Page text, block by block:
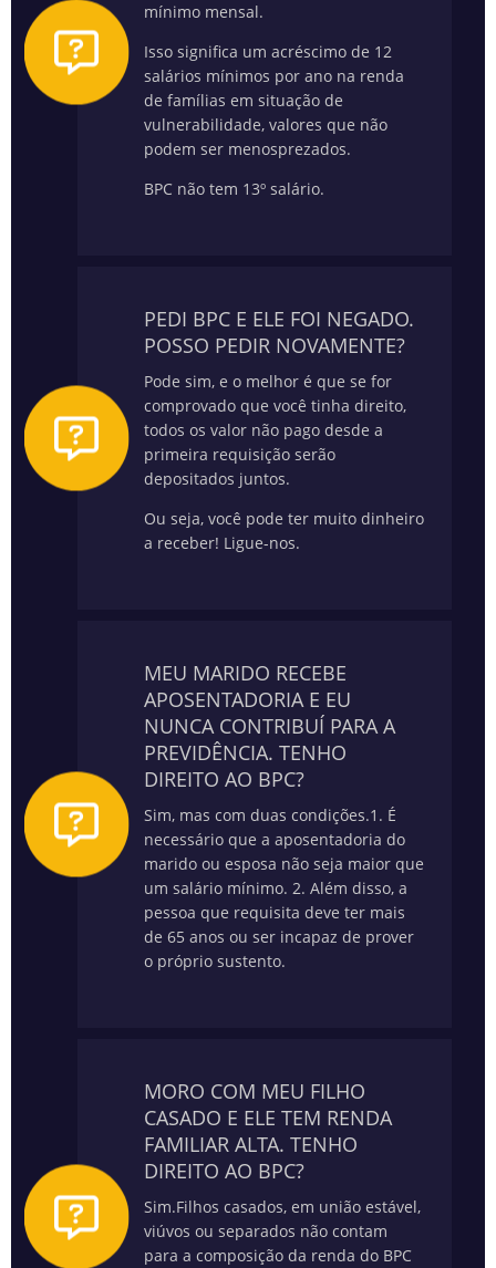
mínimo mensal.
Isso significa um acréscimo de 12
salários mínimos por ano na renda
de famílias em situação de
vulnerabilidade, valores que não
podem ser menosprezados.
BPC não tem 13º salário.
PEDI BPC E ELE FOI NEGADO.
POSSO PEDIR NOVAMENTE?
Pode sim, e o melhor é que se for
comprovado que você tinha direito,
todos os valor não pago desde a
primeira requisição serão
depositados juntos.
Ou seja, você pode ter muito dinheiro
a receber! Ligue-nos.
MEU MARIDO RECEBE
APOSENTADORIA E EU
NUNCA CONTRIBUÍ PARA A
PREVIDÊNCIA. TENHO
DIREITO AO BPC?
Sim, mas com duas condições.1. É
necessário que a aposentadoria do
marido ou esposa não seja maior que
um salário mínimo. 2. Além disso, a
pessoa que requisita deve ter mais
de 65 anos ou ser incapaz de prover
o próprio sustento.
MORO COM MEU FILHO
CASADO E ELE TEM RENDA
FAMILIAR ALTA. TENHO
DIREITO AO BPC?
Sim.Filhos casados, em união estável,
viúvos ou separados não contam
para a composição da renda do BPC